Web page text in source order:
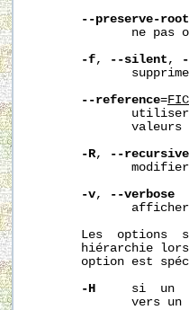
--preserve-root
ne pas
-f, --silent ,
--reference=
valeurs
-R,
--recursive
-v,
--verbose
Les  options
hiérarchie
option est
-H
si  un
vers un